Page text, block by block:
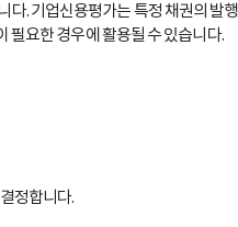
. 기업신용평가는 특정 채권의 발
필요한 경우에 활용될 수 있습니다.
정합니다.